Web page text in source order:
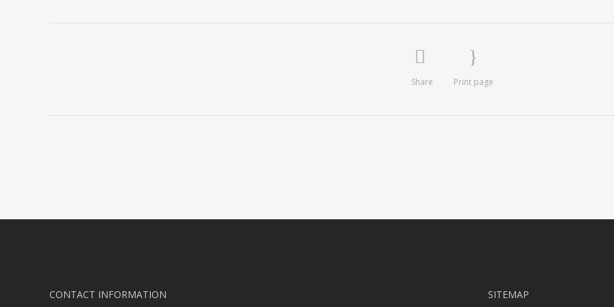
Share Print page
CONTACT INFORMATION SITEMAP